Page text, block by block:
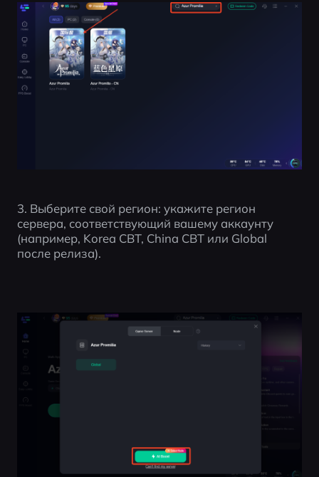
3. Выберите свой регион: укажите регион
сервера, соответствующий вашему аккаунту
(например, Korea CBT, China CBT или Global
после релиза).